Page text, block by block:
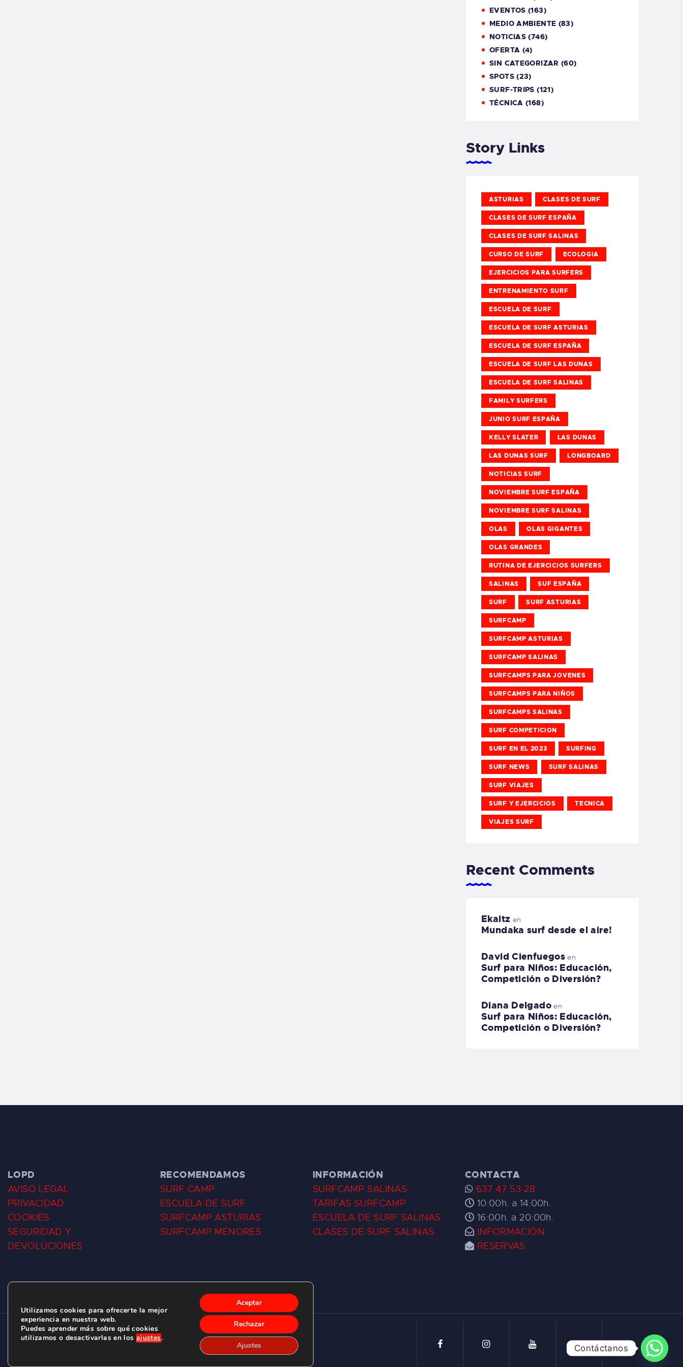
EVENTOS (163)
MEDIO AMBIENTE (83)
NOTICIAS (746)
OFERTA (4)
SIN CATEGORIZAR (60)
SPOTS(23)
SURF-TRIPS (121)
TÉCNICA (168)
Story Links
ASTURIAS CLASES DE SURF
CLASES DE SURF ESPAÑA
CLASES DE SURF SALINAS
CURSO DE SURF ECOLOGIA
EJERCICIOS PARA SURFERS
ENTRENAMIENTO SURF
ESCUELA DE SURF
ESCUELA DE SURF ASTURIAS
ESCUELA DE SURF ESPAÑA
ESCUELA DE SURF LAS DUNAS
ESCUELA DE SURF SALINAS
FAMILY SURFERS
JUNIO SURF ESPAÑA
KELLY SLATER LAS DUNAS
LAS DUNAS SURF LONGBOARD
NOTICIAS SURF
NOVIEMBRE SURF ESPAÑA
NOVIEMBRE SURF SALINAS
OLAS OLAS GIGANTES
OLAS GRANDES
RUTINA DE EJERCICIOS SURFERS
SALINAS SUF ESPAÑA
SURF SURF ASTURIAS
SURFCAMP
SURFCAMP ASTURIAS
SURFCAMP SALINAS
SURFCAMPS PARA JOVENES
SURFCAMPS PARA NIÑOS
SURFCAMPS SALINAS
SURF COMPETICION
SURF EN EL 2023 SURFING
SURF NEWS SURF SALINAS
SURF VIAJES
SURF Y EJERCICIOS TECNICA
VIAJES SURF
Recent Comments
Ekaitz en
Mundaka surf desde el aire!
David Cienfuegos en
Surf para Niños: Educación,
Competición o Diversión?
Diana Delgadoen
Surf para Niños: Educación,
Competición o Diversión?
LOPD
AVISO LEGAL
PRIVACIDAD
COOKIES
SEGURIDAD Y
DEVOLUCIONES
RECOMENDAMOS
SURF CAMP
ESCUELA DE SURF
SURFCAMP ASTURIAS
SURFCAMP MENORES
INFORMACIÓN
SURFCAMP SALINAS
TARIFAS SURFCAMP
ESCUELA DE SURF SALINAS
CLASES DE SURF SALINAS
CONTACTA
637 47 53 28
10:00h. a 14:00h.
16:00h. a 20:00h.
INFORMACIÓN
RESERVAS
CLUB DE SURF LAS DUNAS ©2026.
C/ BERNARDO ÁLVAREZ GALAN 1, SALINAS (ASTURIAS)
Utilizamos cookies para ofrecerte la mejor
experiencia en nuestra web.
Puedes aprender más sobre qué cookies
utilizamos o desactivarlas en los ajustes.
Aceptar
Rechazar
Ajustes Contáctanos